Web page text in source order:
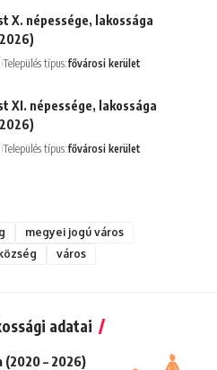
X. népessége, lakossága
Település típus:fővárosi kerület
XI. népessége, lakossága
Település típus:fővárosi kerület
megyei jogú város
város
adatai
– 2026)